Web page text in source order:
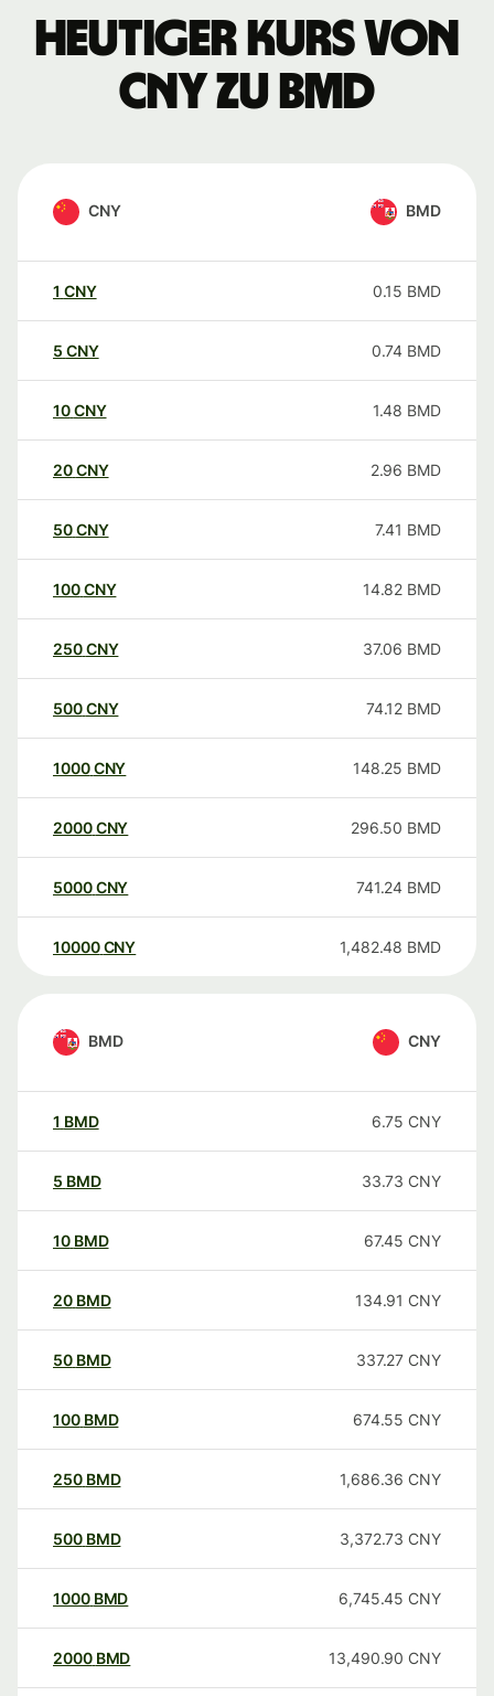
Heutiger Kurs von
CNY zu BMD
CNY BMD
1 CNY 0.15 BMD
5 CNY 0.74 BMD
10CNY 1.48 BMD
20CNY 2.96 BMD
50CNY 7.41 BMD
100CNY 14.82 BMD
250CNY 37.06 BMD
500CNY 74.12 BMD
1000CNY 148.25 BMD
2000CNY 296.50 BMD
5000CNY 741.24 BMD
10000 CNY 1,482.48 BMD
BMD CNY
1 BMD 6.75 CNY
5 BMD 33.73 CNY
10 BMD 67.45 CNY
20 BMD 134.91 CNY
50 BMD 337.27 CNY
100 BMD 674.55 CNY
250 BMD 1,686.36 CNY
500 BMD 3,372.73 CNY
1000 BMD 6,745.45 CNY
2000 BMD 13,490.90 CNY